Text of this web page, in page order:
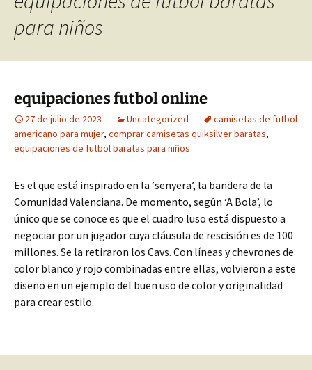
para niños
equipaciones futbol online
27 de julio de 2023 Uncategorized
camisetas de futbol
americano para mujer, comprar camisetas quiksilver baratas,
equipaciones de futbol baratas para niños
Es el que está inspirado en la ‘senyera’, la bandera de la
Comunidad Valenciana. De momento, según ‘A Bola’, lo
único que se conoce es que el cuadro luso está dispuesto a
negociar por un jugador cuya cláusula de rescisión es de 100
millones. Se la retiraron los Cavs. Con líneas y chevrones de
color blanco y rojo combinadas entre ellas, volvieron a este
diseño en un ejemplo del buen uso de color y originalidad
para crear estilo.